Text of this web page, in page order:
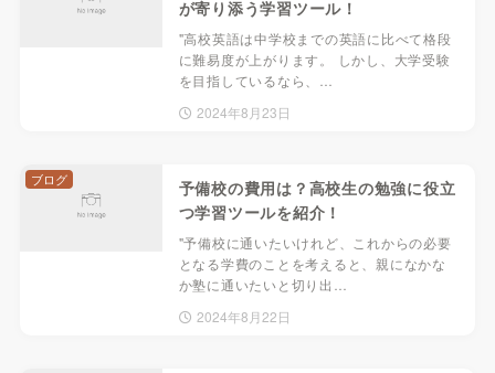
が寄り添う学習ツール！
"高校英語は中学校までの英語に比べて格段
に難易度が上がります。 しかし、大学受験
を目指しているなら、…
2024年8月23日
予備校の費用は？高校生の勉強に役立
つ学習ツールを紹介！
"予備校に通いたいけれど、これからの必要
となる学費のことを考えると、親になかな
か塾に通いたいと切り出…
2024年8月22日
ブログ